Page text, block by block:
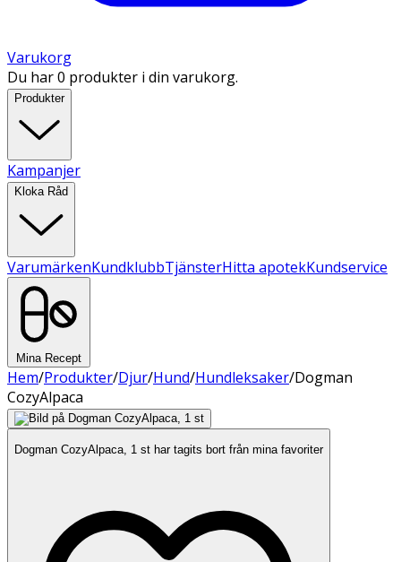
Varukorg
Du har 0 produkter i din varukorg.
Produkter
Kampanjer
Kloka Råd
VarumärkenKundklubbTjänsterHitta apotekKundservice
Mina Recept
Hem/Produkter/Djur/Hund/Hundleksaker/Dogman
CozyAlpaca
Dogman CozyAlpaca, 1 st har tagits bort från mina favoriter